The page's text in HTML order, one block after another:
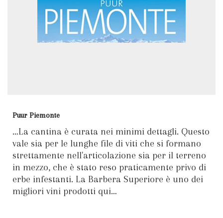
Puur Piemonte
…La cantina è curata nei minimi dettagli. Questo
vale sia per le lunghe file di viti che si formano
strettamente nell'articolazione sia per il terreno
in mezzo, che è stato reso praticamente privo di
erbe infestanti. La Barbera Superiore è uno dei
migliori vini prodotti qui…